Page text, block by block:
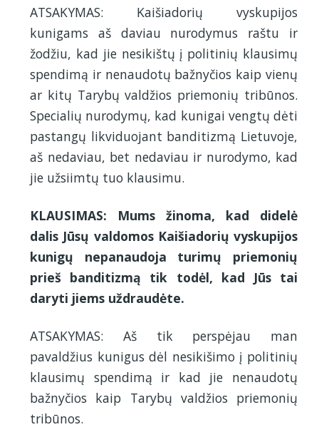
ATSAKYMAS: Kaišiadorių vyskupijos
kunigams aš daviau nurodymus raštu ir
žodžiu, kad jie nesikištų į politinių klausimų
spendimą ir nenaudotų bažnyčios kaip vienų
ar kitų Tarybų valdžios priemonių tribūnos.
Specialių nurodymų, kad kunigai vengtų dėti
pastangų likviduojant banditizmą Lietuvoje,
aš nedaviau, bet nedaviau ir nurodymo, kad
jie užsiimtų tuo klausimu.
KLAUSIMAS: Mums žinoma, kad didelė
dalis Jūsų valdomos Kaišiadorių vyskupijos
kunigų nepanaudoja turimų priemonių
prieš banditizmą tik todėl, kad Jūs tai
daryti jiems uždraudėte.
ATSAKYMAS: Aš tik perspėjau man
pavaldžius kunigus dėl nesikišimo į politinių
klausimų spendimą ir kad jie nenaudotų
bažnyčios kaip Tarybų valdžios priemonių
tribūnos.